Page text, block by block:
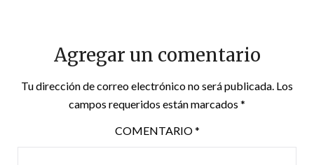
Agregar un comentario
Tu dirección de correo electrónico no será publicada. Los
campos requeridos están marcados *
COMENTARIO*